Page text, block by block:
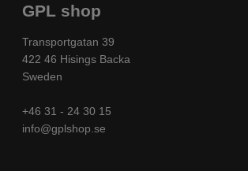
GPL shop
Transportgatan 39
422 46 Hisings Backa
Sweden
+46 31 - 24 30 15
info@gplshop.se